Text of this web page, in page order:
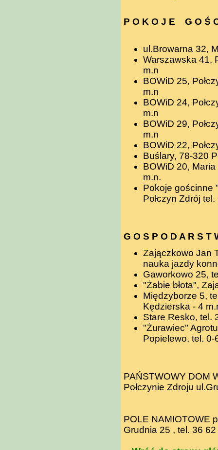
P O K O J E G O Ś
ul.Browarna 32,
Warszawska 41,
m.n
BOWiD 25,
m.n
BOWiD 24,
m.n
BOWiD 29,
m.n
BOWiD 22,
Buślary, 78-320
BOWiD 20,
m.n.
Pokoje gościnne
Połczyn Zdrój
G O S P O D A R S
Zajączkowo Jan
nauka jazdy
Gaworkowo 25,
"Żabie błota",
Międzyborze 5,
Kędzierska - 4
Stare Resko, tel.
"Żurawiec"
Popielewo, tel.
PAŃSTWOWY DOM
Połczynie Zdroju
POLE NAMIOTOWE
Grudnia 25 , tel. 36